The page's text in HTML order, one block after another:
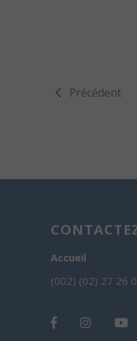
Précédent
Accueil
(002) (02) 27 26